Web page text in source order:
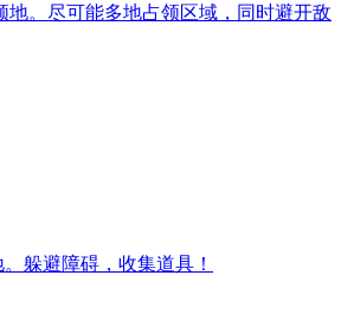
地。尽可能多地占领区域，同时避开敌
躲避障碍，收集道具！